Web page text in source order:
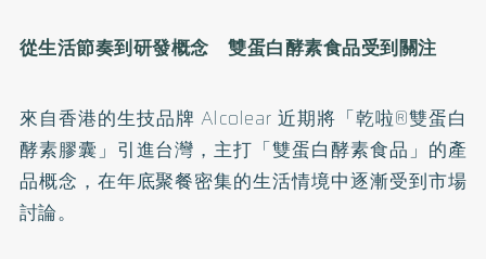
從生活節奏到研發概念 雙蛋白酵素食品受到關注
來自香港的生技品牌 Alcolear 近期將「乾啦®雙蛋白
酵素膠囊」引進台灣，主打「雙蛋白酵素食品」的產
品概念，在年底聚餐密集的生活情境中逐漸受到市場
討論。